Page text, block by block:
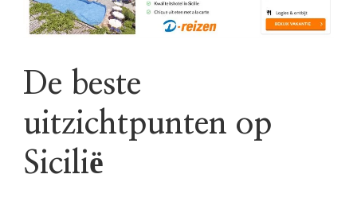
De beste
uitzichtpunten op
Sicilië